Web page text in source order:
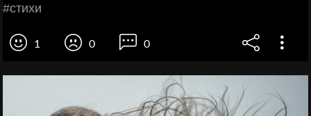
#стихи
1 0 0